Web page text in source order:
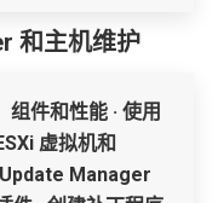
和主机维护
件和性能 · 使用
虚拟机和
Manager